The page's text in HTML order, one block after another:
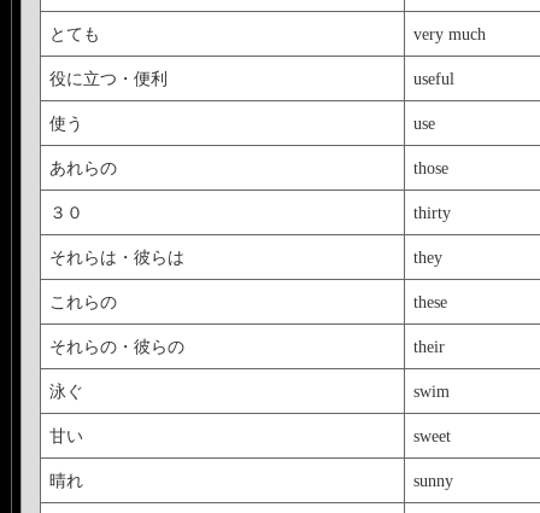
とても very much
役に立つ・便利 useful
使う use
あれらの those
３０ thirty
それらは・彼らは they
これらの these
それらの・彼らの their
泳ぐ swim
甘い sweet
晴れ sunny